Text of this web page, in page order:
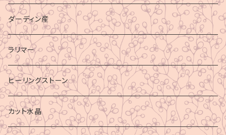
ダーディン産
ラリマー
ヒーリングストーン
カット水晶